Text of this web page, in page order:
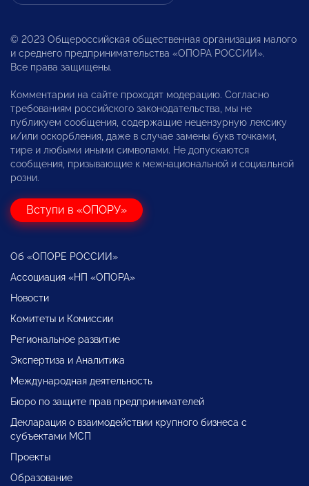
© 2023 Общероссийская общественная организация малого
и среднего предпринимательства «ОПОРА РОССИИ».
Все права защищены.
Комментарии на сайте проходят модерацию. Согласно
требованиям российского законодательства, мы не
публикуем сообщения, содержащие нецензурную лексику
и/или оскорбления, даже в случае замены букв точками,
тире и любыми иными символами. Не допускаются
сообщения, призывающие к межнациональной и социальной
розни.
Вступи в «ОПОРУ»
Об «ОПОРЕ РОССИИ»
Ассоциация «НП «ОПОРА»
Новости
Комитеты и Комиссии
Региональное развитие
Экспертиза и Аналитика
Международная деятельность
Бюро по защите прав предпринимателей
Декларация о взаимодействии крупного бизнеса с
субъектами МСП
Проекты
Образование